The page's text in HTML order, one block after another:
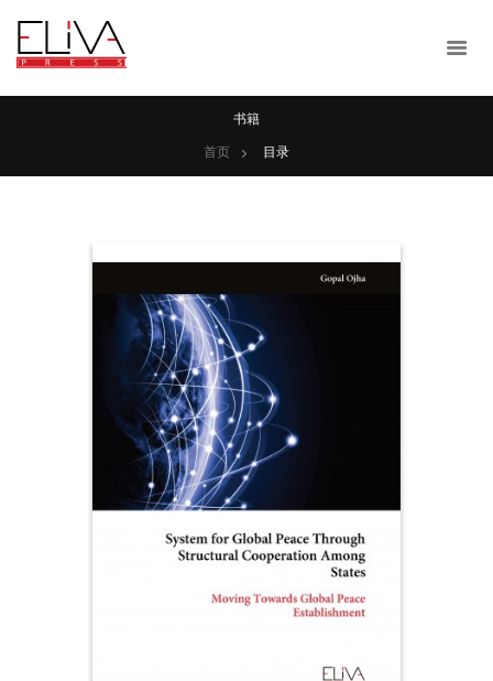
书籍
首页
目录